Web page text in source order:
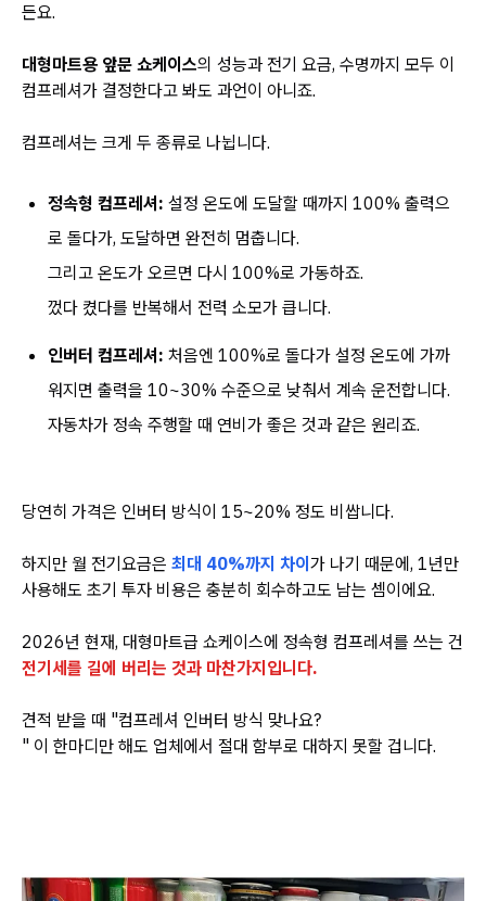
든요.
대형마트용 앞문 쇼케이스의 성능과 전기 요금, 수명까지 모두 이
컴프레셔가 결정한다고 봐도 과언이 아니죠.
컴프레셔는 크게 두 종류로 나뉩니다.
정속형 컴프레셔: 설정 온도에 도달할 때까지 100% 출력으
로 돌다가, 도달하면 완전히 멈춥니다.
그리고 온도가 오르면 다시 100%로 가동하죠.
껐다 켰다를 반복해서 전력 소모가 큽니다.
인버터 컴프레셔: 처음엔 100%로 돌다가 설정 온도에 가까
워지면 출력을 10~30% 수준으로 낮춰서 계속 운전합니다.
자동차가 정속 주행할 때 연비가 좋은 것과 같은 원리죠.
당연히 가격은 인버터 방식이 15~20% 정도 비쌉니다.
하지만 월 전기요금은 최대 40%까지 차이 가 나기 때문에, 1년만
사용해도 초기 투자 비용은 충분히 회수하고도 남는 셈이에요.
2026년 현재, 대형마트급 쇼케이스에 정속형 컴프레셔를 쓰는 건
전기세를 길에 버리는 것과 마찬가지입니다.
견적 받을 때 "컴프레셔 인버터 방식 맞나요?
" 이 한마디만 해도 업체에서 절대 함부로 대하지 못할 겁니다.